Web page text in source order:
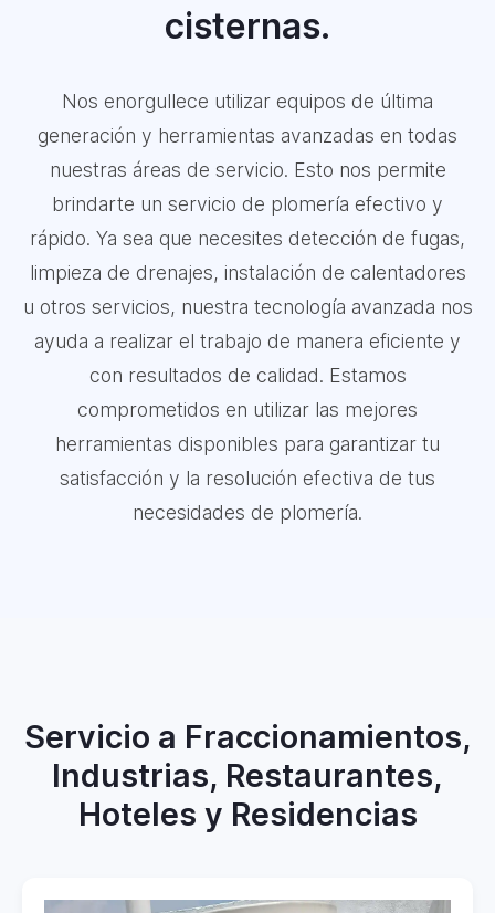
cisternas.
Nos enorgullece utilizar equipos de última
generación y herramientas avanzadas en todas
nuestras áreas de servicio. Esto nos permite
brindarte un servicio de plomería efectivo y
rápido. Ya sea que necesites detección de fugas,
limpieza de drenajes, instalación de calentadores
u otros servicios, nuestra tecnología avanzada nos
ayuda a realizar el trabajo de manera eficiente y
con resultados de calidad. Estamos
comprometidos en utilizar las mejores
herramientas disponibles para garantizar tu
satisfacción y la resolución efectiva de tus
necesidades de plomería.
Servicio a Fraccionamientos,
Industrias, Restaurantes,
Hoteles y Residencias